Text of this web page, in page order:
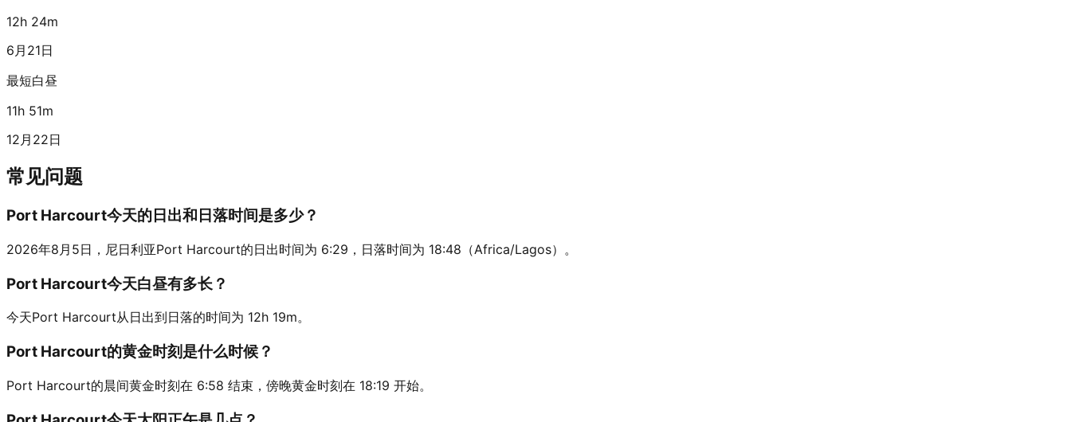
12h 24m
6月21日
最短白昼
11h 51m
12月22日
常见问题
Port Harcourt今天的日出和日落时间是多少？
2026年8月5日，尼日利亚Port Harcourt的日出时间为 6:29，日落时间为 18:48（Africa/Lagos）。
Port Harcourt今天白昼有多长？
今天Port Harcourt从日出到日落的时间为 12h 19m。
Port Harcourt的黄金时刻是什么时候？
Port Harcourt的晨间黄金时刻在 6:58 结束，傍晚黄金时刻在 18:19 开始。